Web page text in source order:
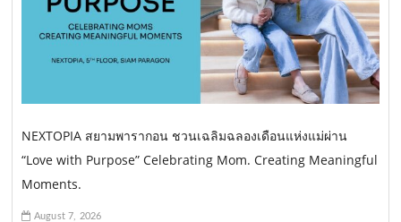
NEXTOPIA สยามพารากอน ชวนเฉลิมฉลองเดือนแห่งแม่ผ่าน
“Love with Purpose” Celebrating Mom. Creating Meaningful
Moments.
August 7, 2026